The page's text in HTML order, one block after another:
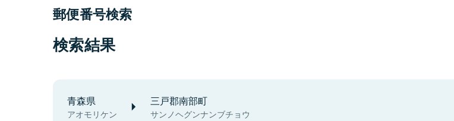
郵便番号検索
検索結果
青森県
アオモリケン
三戸郡南部町
サンノヘグンナンブチョウ